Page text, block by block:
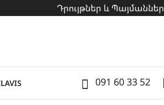
Դրույթներ և Պայմաններ
091 60 33 52